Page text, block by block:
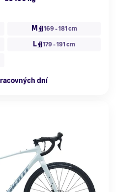
M 169 - 181 cm
L 179 - 191 cm
dní